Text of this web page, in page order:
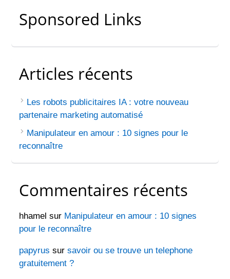
Sponsored Links
Articles récents
Les robots publicitaires IA : votre nouveau
partenaire marketing automatisé
Manipulateur en amour : 10 signes pour le
reconnaître
Commentaires récents
hhamel sur Manipulateur en amour : 10 signes
pour le reconnaître
papyrus sursavoir ou se trouve un telephone
gratuitement ?